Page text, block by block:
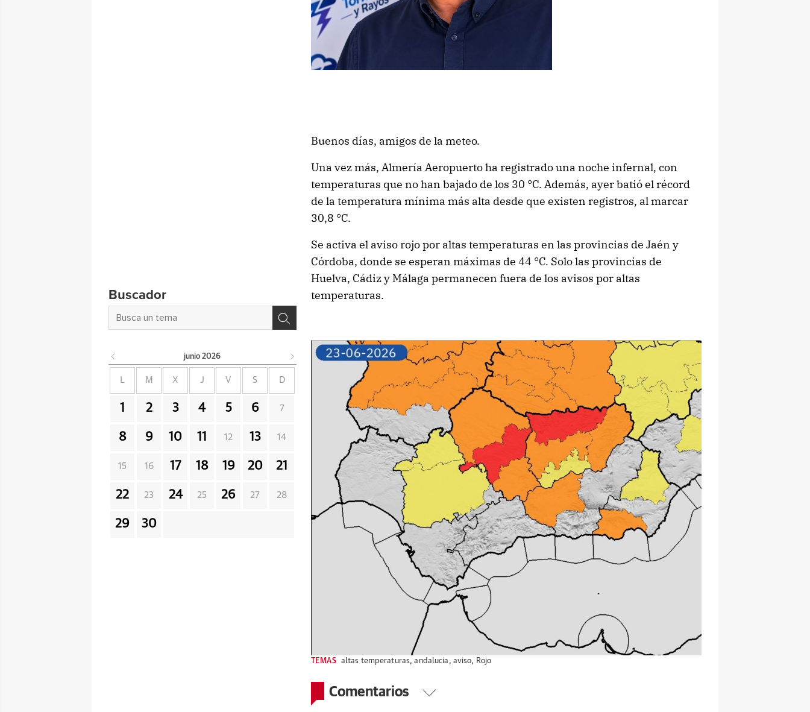
Buenos días, amigos de la meteo.
Una vez más, Almería Aeropuerto ha registrado una noche infernal, con
temperaturas que no han bajado de los 30 °C. Además, ayer batió el récord
de la temperatura mínima más alta desde que existen registros, al marcar
30,8 °C.
Se activa el aviso rojo por altas temperaturas en las provincias de Jaén y
Córdoba, donde se esperan máximas de 44 °C. Solo las provincias de
Huelva, Cádiz y Málaga permanecen fuera de los avisos por altas
temperaturas.
TEMAS altas temperaturas,andalucia , aviso, Rojo
Comentarios
Buscador
junio 2026
L M X J V S D
1 2 3 4 5 6 7
8 9 10 11 12 13 14
15 16 17 18 19 20 21
22 23 24 25 26 27 28
29 30